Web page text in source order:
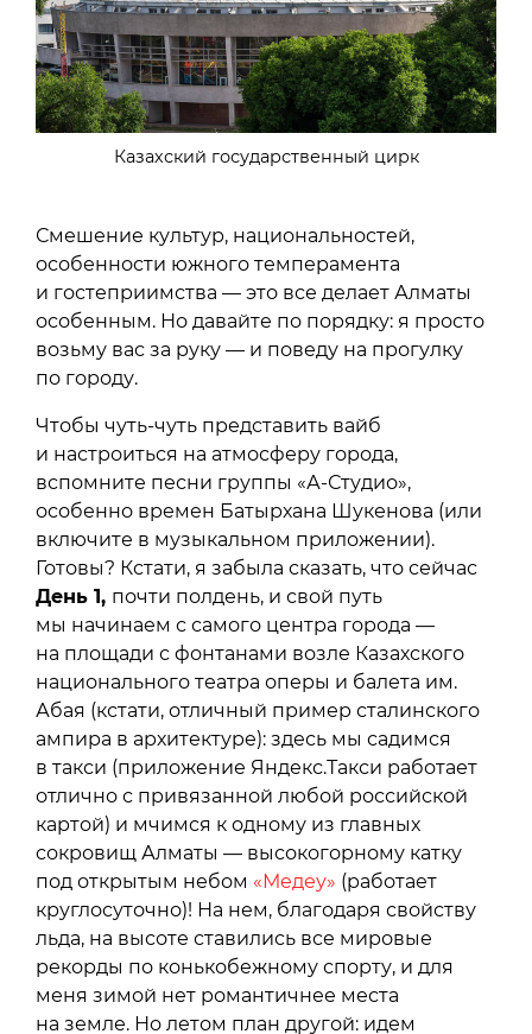
Казахский государственный цирк
Смешение культур, национальностей,
особенности южного темперамента
и гостеприимства — это все делает Алматы
особенным. Но давайте по порядку: я просто
возьму вас за руку — и поведу на прогулку
по городу.
Чтобы чуть-чуть представить вайб
и настроиться на атмосферу города,
вспомните песни группы «А-Студио»,
особенно времен Батырхана Шукенова (или
включите в музыкальном приложении).
Готовы? Кстати, я забыла сказать, что сейчас
День 1, почти полдень, и свой путь
мы начинаем с самого центра города —
на площади с фонтанами возле Казахского
национального театра оперы и балета им.
Абая (кстати, отличный пример сталинского
ампира в архитектуре): здесь мы садимся
в такси (приложение Яндекс.Такси работает
отлично с привязанной любой российской
картой) и мчимся к одному из главных
сокровищ Алматы — высокогорному катку
под открытым небом «Медеу» (работает
круглосуточно)! На нем, благодаря свойству
льда, на высоте ставились все мировые
рекорды по конькобежному спорту, и для
меня зимой нет романтичнее места
на земле. Но летом план другой: идем